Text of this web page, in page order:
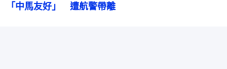
「中馬友好」　遭航警帶離